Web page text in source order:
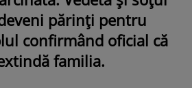
părinți pentru
confirmând oficial că
familia.